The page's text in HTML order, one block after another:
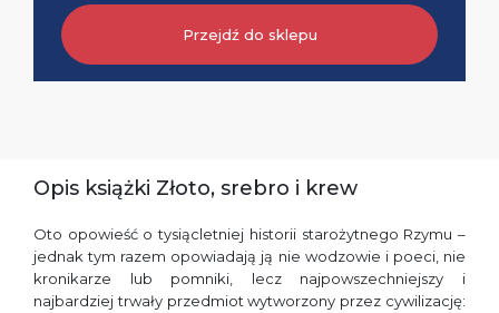
Przejdź do sklepu
Opis książki Złoto, srebro i krew
Oto opowieść o tysiącletniej historii starożytnego Rzymu –
jednak tym razem opowiadają ją nie wodzowie i poeci, nie
kronikarze lub pomniki, lecz najpowszechniejszy i
najbardziej trwały przedmiot wytworzony przez cywilizację: